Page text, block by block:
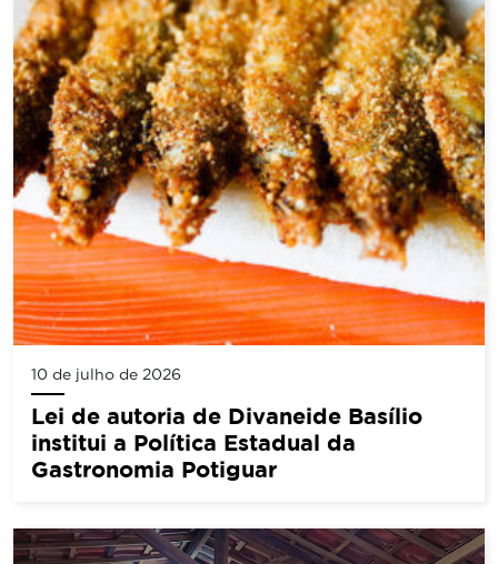
10 de julho de 2026
Lei de autoria de Divaneide Basílio
institui a Política Estadual da
Gastronomia Potiguar